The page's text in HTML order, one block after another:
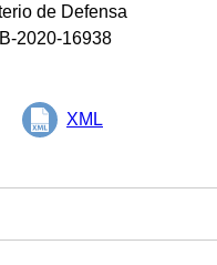
de Defensa
2020-16938
XML